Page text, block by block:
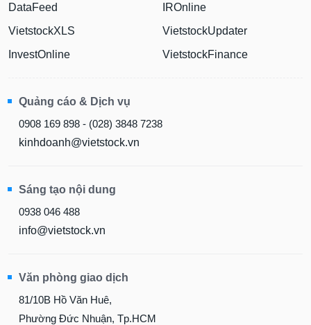
DataFeed
VietstockXLS
InvestOnline
IROnline
VietstockUpdater
VietstockFinance
Quảng cáo & Dịch vụ
0908 169 898 - (028) 3848 7238
kinhdoanh@vietstock.vn
Sáng tạo nội dung
0938 046 488
info@vietstock.vn
Văn phòng giao dịch
81/10B Hồ Văn Huê,
Phường Đức Nhuận, Tp.HCM